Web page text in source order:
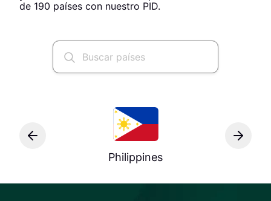
de 190 países con nuestro PID.
Philippines